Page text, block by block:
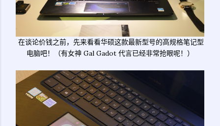
在谈论价钱之前，先来看看华硕这款最新型号的高规格笔记型
电脑吧！（有女神 Gal Gadot 代言已经非常抢眼呢！）